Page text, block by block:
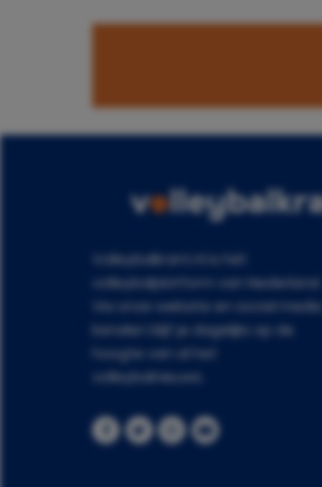
Volleybalkrant.nl is hét
volleybalplatform van Nederland.
Via onze website en social media
kanalen blijf je dagelijks op de
hoogte van al het
volleybalnieuws.